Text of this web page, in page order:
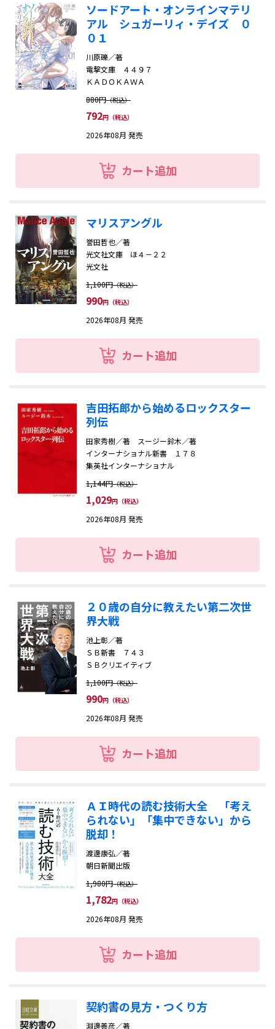
OK
ソードアート・オンラインマテリ
アル シュガーリィ・デイズ ０
０１
川原礫／著
電撃文庫 ４４９７
ＫＡＤＯＫＡＷＡ
880円（税込）
792円（税込）
2026年08月 発売
カート追加
マリスアングル
誉田哲也／著
光文社文庫 ほ４－２２
光文社
1,100円（税込）
990円（税込）
2026年08月 発売
カート追加
吉田拓郎から始めるロックスター
列伝
田家秀樹／著 スージー鈴木／著
インターナショナル新書 １７８
集英社インターナショナル
1,144円（税込）
1,029円（税込）
2026年08月 発売
カート追加
２０歳の自分に教えたい第二次世
界大戦
池上彰／著
ＳＢ新書 ７４３
ＳＢクリエイティブ
1,100円（税込）
990円（税込）
2026年08月 発売
カート追加
ＡＩ時代の読む技術大全 「考え
られない」「集中できない」から
脱却！
渡邊康弘／著
朝日新聞出版
1,980円（税込）
1,782円（税込）
2026年08月 発売
カート追加
契約書の見方・つくり方
淵邊善彦／著